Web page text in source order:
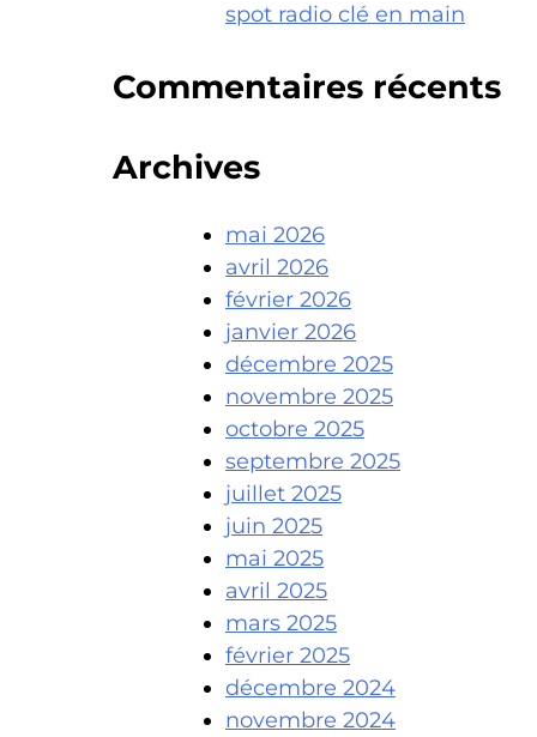
spot radio clé en main
Commentaires récents
Archives
mai 2026
avril 2026
février 2026
janvier 2026
décembre 2025
novembre 2025
octobre 2025
septembre 2025
juillet 2025
juin 2025
mai 2025
avril 2025
mars 2025
février 2025
décembre 2024
novembre 2024